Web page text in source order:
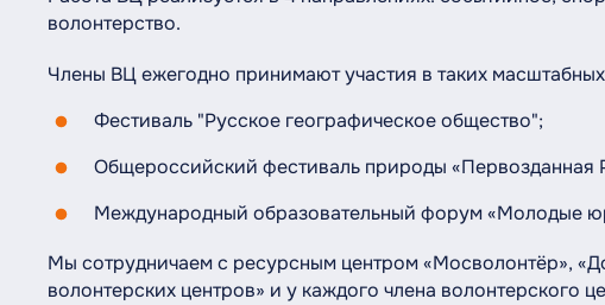
волонтерство.
Члены ВЦ ежегодно принимают участия в таких
Фестиваль "Русское географическое общество";
Общероссийский фестиваль природы «Первозданная
Международный образовательный форум «Молодые
Мы сотрудничаем с ресурсным центром «Мосволонтёр»,
волонтерских центров» и у каждого члена волонтерского